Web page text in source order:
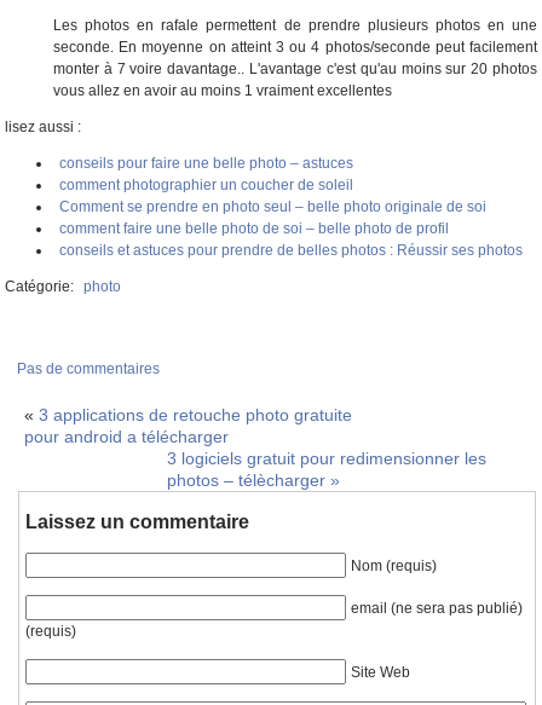
Les photos en rafale permettent de prendre plusieurs photos en une
seconde. En moyenne on atteint 3 ou 4 photos/seconde peut facilement
monter à 7 voire davantage.. L'avantage c'est qu'au moins sur 20 photos
vous allez en avoir au moins 1 vraiment excellentes
lisez aussi :
conseils pour faire une belle photo – astuces
comment photographier un coucher de soleil
Comment se prendre en photo seul – belle photo originale de soi
comment faire une belle photo de soi – belle photo de profil
conseils et astuces pour prendre de belles photos : Réussir ses photos
Catégorie: photo
Pas de commentaires
« 3 applications de retouche photo gratuite
pour android a télécharger
3 logiciels gratuit pour redimensionner les
photos – télècharger »
Laissez un commentaire
Nom (requis)
email (ne sera pas publié)
(requis)
Site Web